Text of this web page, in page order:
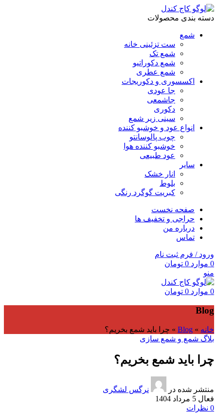
دسته بندی محصولات
شمع
ست تزئینی خانه
شمع تک
شمع دکوراتیو
شمع عطری
اکسسوری و دکوریجات
جا عودی
جاشمعی
دکوری
سینی زیر شمع
انواع عود و خوشبو کننده
چوب پالوسانتو
خوشبو کننده هوا
عود طبیعی
سایر
انار خشک
بلوط
کبریت گوگرد رنگی
صفحه نخست
حراجی و تخفیف ها
درباره من
تماس
ورود / فرم ثبت نام
0 موارد 0 تومان
منو
0 موارد 0 تومان
Blog
خانه »
Blog
» چرا باید شمع بخریم؟
بلاگ شمع و شمع سازی
چرا باید شمع بخریم؟
منتشر شده در
نرگس لشگری
فعال 5 مرداد 1404
0 نظرات